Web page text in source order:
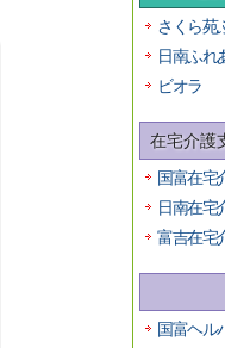
さくら苑
日南ふれ
ビオラ
在宅介護
国富在宅
日南在宅
富吉在宅
国富ヘル